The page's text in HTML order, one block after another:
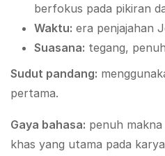
berfokus pada pikiran
Waktu: era penjajahan
Suasana: tegang,
Sudut pandang:
pertama.
Gaya bahasa: penuh
khas yang utama pada karya